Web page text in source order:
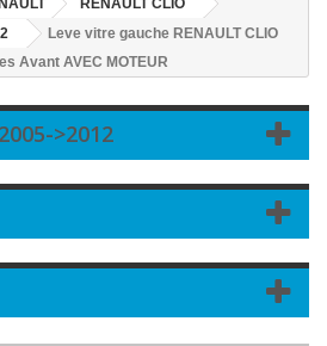
RENAULT CLIO
Leve vitre gauche RENAULT CLIO
Avant AVEC MOTEUR
>2012